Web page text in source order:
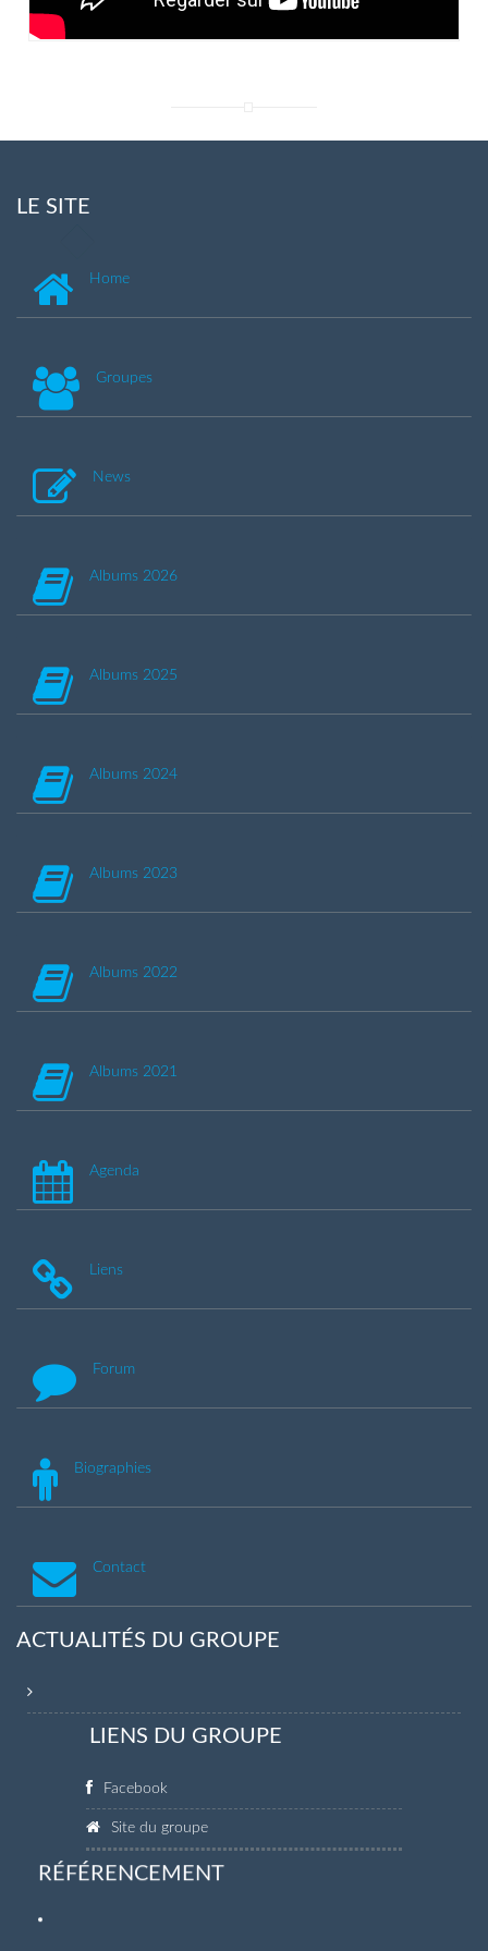
LE SITE
Home
Groupes
News
Albums 2026
Albums 2025
Albums 2024
Albums 2023
Albums 2022
Albums 2021
Agenda
Liens
Forum
Biographies
Contact
ACTUALITÉS DU GROUPE
LIENS DU GROUPE
Facebook
Site du groupe
RÉFÉRENCEMENT